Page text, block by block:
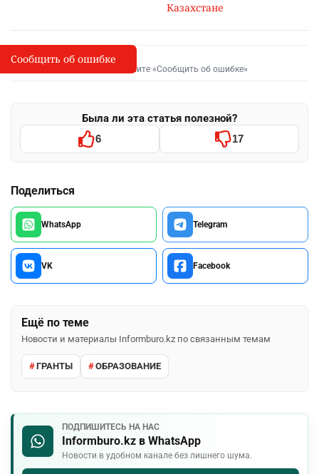
Казахстане
I
Сообщить об опечатке
Выделите фрагмент и нажмите «Сообщить об ошибке»
Была ли эта статья полезной?
6 17
Поделиться
WhatsApp Telegram
VK Facebook
Ещё по теме
Новости и материалы Informburo.kz по связанным темам
ГРАНТЫ ОБРАЗОВАНИЕ
ПОДПИШИТЕСЬ НА НАС
Informburo.kz в WhatsApp
Новости в удобном канале без лишнего шума.
Сообщить об ошибке